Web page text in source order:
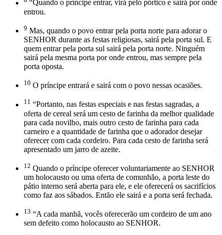
“Quando o príncipe entrar, virá pelo pórtico e sairá por onde
entrou.
9 Mas, quando o povo entrar pela porta norte para adorar o
SENHOR durante as festas religiosas, sairá pela porta sul. E
quem entrar pela porta sul sairá pela porta norte. Ninguém
sairá pela mesma porta por onde entrou, mas sempre pela
porta oposta.
10 O príncipe entrará e sairá com o povo nessas ocasiões.
11 “Portanto, nas festas especiais e nas festas sagradas, a
oferta de cereal será um cesto de farinha da melhor qualidade
para cada novilho, mais outro cesto de farinha para cada
carneiro e a quantidade de farinha que o adorador desejar
oferecer com cada cordeiro. Para cada cesto de farinha será
apresentado um jarro de azeite.
12 Quando o príncipe oferecer voluntariamente ao SENHOR
um holocausto ou uma oferta de comunhão, a porta leste do
pátio interno será aberta para ele, e ele oferecerá os sacrifícios
como faz aos sábados. Então ele sairá e a porta será fechada.
13 “A cada manhã, vocês oferecerão um cordeiro de um ano
sem defeito como holocausto ao SENHOR.